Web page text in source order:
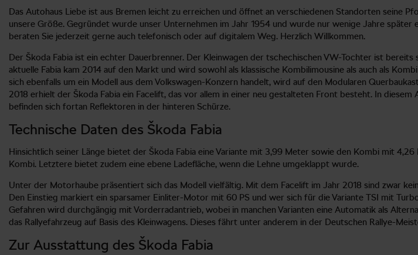
Das Autohaus Liebe ist aus Bremen leicht zu erreichen und öffnet an verschiedenen Standorten seine
unsere Größe. Gegründet wurde unser Unternehmen im Jahr 1954 und wurde nur wenige Jahre
beraten Sie jederzeit gerne auch telefonisch oder auf digitalem Weg. Herzlich Willkommen.
Der Škoda Fabia ist ein echter Dauerbrenner. Der Kleinwagen der tschechischen VW-Tochter ist
aktuelle Fabia kam 2014 auf den Markt und wird sowohl als klassische Kombilimousine als auch als
sich ebenfalls um ein Modell aus dem Volkswagen-Konzern handelt, wird auf den Modularen
2018 erhielt der Škoda Fabia ein Facelift, das vor allem in einer neu gestalteten Front besteht. In
befinden sich fortan Reflektoren in der hinteren Schürze.
Technische Daten des Škoda Fabia
Hinsichtlich seiner Länge bietet der Škoda Fabia eine Variante mit 3,99 Meter sowie den Kombi mit
Kombi. Letztere bietet zudem eine ebene Ladefläche, wenn die Lehne umgeklappt wurde.
Unter der Motorhaube präsentiert sich das Modell vielfältig. Mit dem Facelift im Jahr 2018 sind zwar
Den Einstieg markiert ein sparsamer Einliter-Motor mit 60 PS und wer sich für die Variante TSI mit
Gefahren wird durchgängig mit Vorderradantrieb, wobei in manchen Varianten eine Automatik als
das Rallyefahrzeug auf Basis des Kleinwagens. Dieses fährt unter anderem in der Deutschen Rallye-
Zur Ausstattung des Škoda Fabia